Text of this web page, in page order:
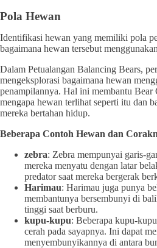
Pola Hewan
Identifikasi hewan yang memiliki pola
bagaimana hewan tersebut
Dalam Petualangan Balancing Bears,
mengeksplorasi bagaimana hewan
penampilannya. Hal ini membantu Bear
mengapa hewan terlihat seperti itu dan
mereka bertahan hidup.
Beberapa Contoh Hewan dan
zebra: Zebra mempunyai garis-
mereka menyatu dengan latar
predator saat mereka bergerak
Harimau: Harimau juga punya
membantunya bersembunyi di
tinggi saat berburu.
kupu-kupu: Beberapa kupu-
cerah pada sayapnya. Ini dapat
menyembunyikannya di antara